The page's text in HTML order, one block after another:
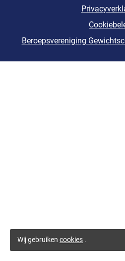
Wij gebruiken cookies .
Beroepsvereniging